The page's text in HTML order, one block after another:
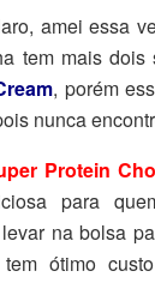
amei essa
tem mais dois
, porém
nunca
Protein
para
na bolsa
ótimo